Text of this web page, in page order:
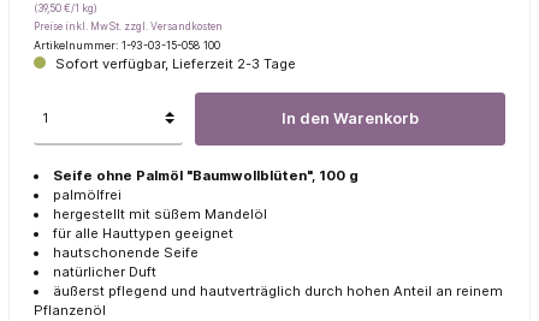
(39,50 €/1 kg)
Preise inkl. MwSt. zzgl. Versandkosten
Artikelnummer: 1-93-03-15-058 100
Sofort verfügbar, Lieferzeit 2-3 Tage
In den Warenkorb
Seife ohne Palmöl "Baumwollblüten", 100 g
palmölfrei
hergestellt mit süßem Mandelöl
für alle Hauttypen geeignet
hautschonende Seife
natürlicher Duft
äußerst pflegend und hautverträglich durch hohen Anteil an reinem
Pflanzenöl